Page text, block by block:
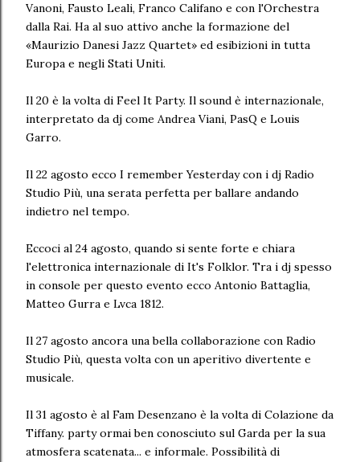
Vanoni, Fausto Leali, Franco Califano e con l'Orchestra
dalla Rai. Ha al suo attivo anche la formazione del
«Maurizio Danesi Jazz Quartet» ed esibizioni in tutta
Europa e negli Stati Uniti.
Il 20 è la volta di Feel It Party. Il sound è internazionale,
interpretato da dj come Andrea Viani, PasQ e Louis
Garro.
Il 22 agosto ecco I remember Yesterday con i dj Radio
Studio Più, una serata perfetta per ballare andando
indietro nel tempo.
Eccoci al 24 agosto, quando si sente forte e chiara
l'elettronica internazionale di It's Folklor. Tra i dj spesso
in console per questo evento ecco Antonio Battaglia,
Matteo Gurra e Lvca 1812.
Il 27 agosto ancora una bella collaborazione con Radio
Studio Più, questa volta con un aperitivo divertente e
musicale.
Il 31 agosto è al Fam Desenzano è la volta di Colazione da
Tiffany. party ormai ben conosciuto sul Garda per la sua
atmosfera scatenata... e informale. Possibilità di